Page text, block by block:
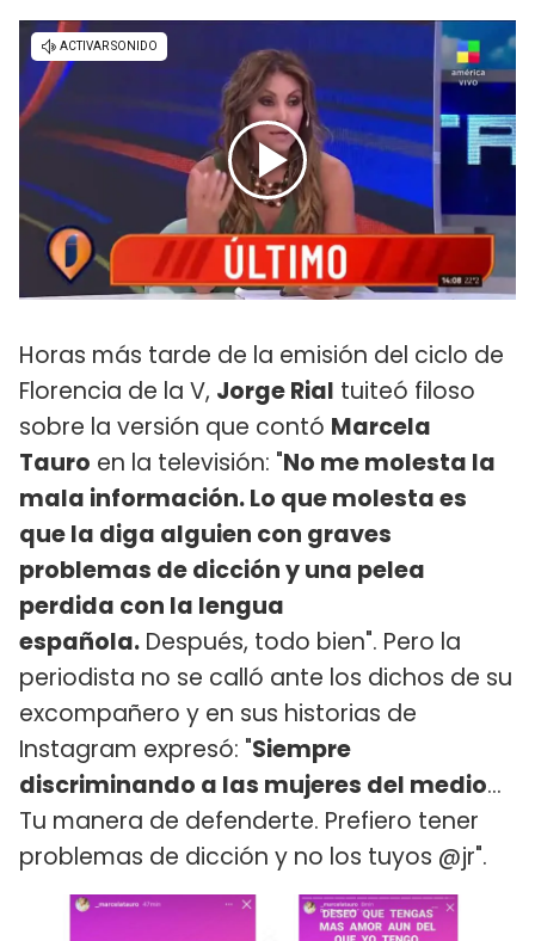
Horas más tarde de la emisión del ciclo de
Florencia de la V, Jorge Rial tuiteó filoso
sobre la versión que contó Marcela
Tauro en la televisión: "No me molesta la
mala información. Lo que molesta es
que la diga alguien con graves
problemas de dicción y una pelea
perdida con la lengua
española. Después, todo bien". Pero la
periodista no se calló ante los dichos de su
excompañero y en sus historias de
Instagram expresó: "Siempre
discriminando a las mujeres del medio...
Tu manera de defenderte. Prefiero tener
problemas de dicción y no los tuyos @jr".